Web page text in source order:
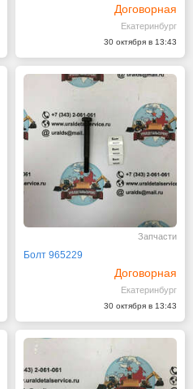
Договорная
Екатеринбург
30 октября в 13:43
Запчасти
Болт 965229
Договорная
Екатеринбург
30 октября в 13:43